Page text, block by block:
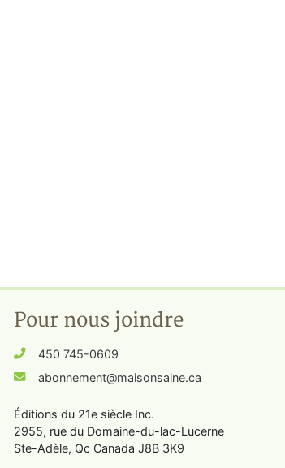
Pour nous joindre
450 745-0609
abonnement@maisonsaine.ca
Éditions du 21e siècle Inc.
2955, rue du Domaine-du-lac-Lucerne
Ste-Adèle, Qc Canada J8B 3K9